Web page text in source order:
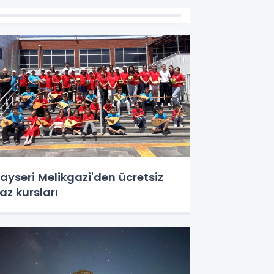
Melikgazi'den ücretsiz
kursları